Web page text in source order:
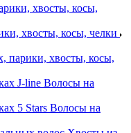
хвосты, косы, челки
парики, хвосты, косы,
Волосы на
Волосы на